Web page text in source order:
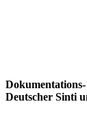
Deutscher Sinti